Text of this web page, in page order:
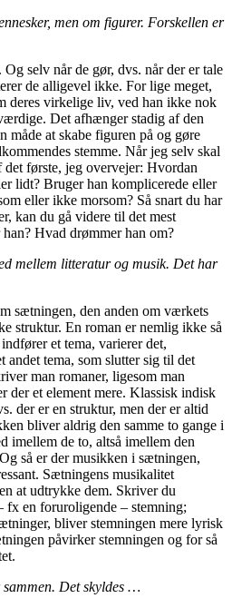
men om figurer. Forskellen er
selv når de gør, dvs. når der er tale
de alligevel ikke. For lige meget,
deres virkelige liv, ved han ikke nok
Det afhænger stadig af den
måde at skabe figuren på og gøre
stemme. Når jeg selv skal
det første, jeg overvejer: Hvordan
lidt? Bruger han komplicerede eller
eller ikke morsom? Så snart du har
kan du gå videre til det mest
Hvad drømmer han om?
mellem litteratur og musik. Det har
sætningen, den anden om værkets
struktur. En roman er nemlig ikke så
et tema, varierer det,
andet tema, som slutter sig til det
man romaner, ligesom man
der et element mere. Klassisk indisk
der er en struktur, men der er altid
bliver aldrig den samme to gange i
imellem de to, altså imellem den
så er der musikken i sætningen,
Sætningens musikalitet
at udtrykke dem. Skriver du
fx en foruroligende – stemning;
bliver stemningen mere lyrisk
påvirker stemningen og for så
Det skyldes …